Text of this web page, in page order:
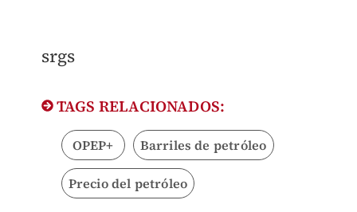
srgs
TAGS RELACIONADOS:
OPEP+ Barriles de petróleo
Precio del petróleo